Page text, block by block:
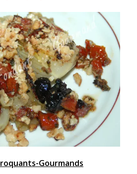
Gourmands